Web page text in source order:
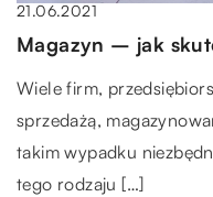
21.06.2021
Magazyn – jak
Wiele firm,
sprzedażą,
takim wypadku
tego rodzaju […]